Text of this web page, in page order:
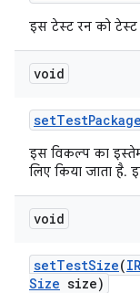
इस टेस्ट रन को
void
setTestPackage
इस विकल्प का
लिए किया जाता है.
void
setTestSize(
Size size)